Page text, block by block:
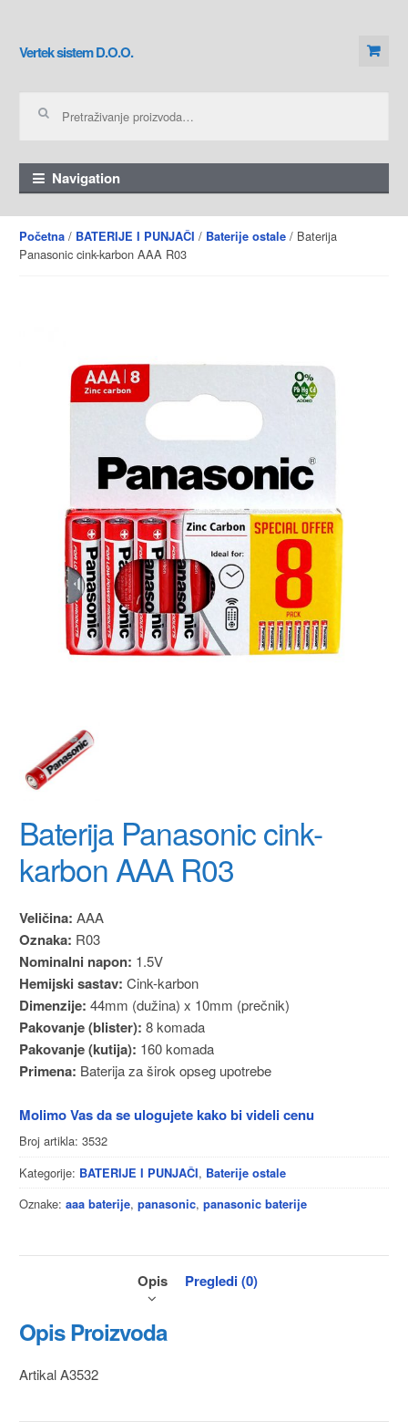
Skip to navigation
Skip to content
Vertek sistem D.O.O.
Navigation
Početna/ BATERIJE I PUNJAČI / Baterije ostale/ Baterija
Panasonic cink-karbon AAA R03
Baterija Panasonic cink-
karbon AAA R03
Veličina: AAA
Oznaka: R03
Nominalni napon: 1.5V
Hemijski sastav: Cink-karbon
Dimenzije: 44mm (dužina) x 10mm (prečnik)
Pakovanje (blister): 8 komada
Pakovanje (kutija): 160 komada
Primena: Baterija za širok opseg upotrebe
Molimo Vas da se ulogujete kako bi videli cenu
Broj artikla: 3532
Kategorije: BATERIJE I PUNJAČI, Baterije ostale
Oznake: aaa baterije, panasonic, panasonic baterije
Opis Pregledi (0)
Opis Proizvoda
Artikal A3532